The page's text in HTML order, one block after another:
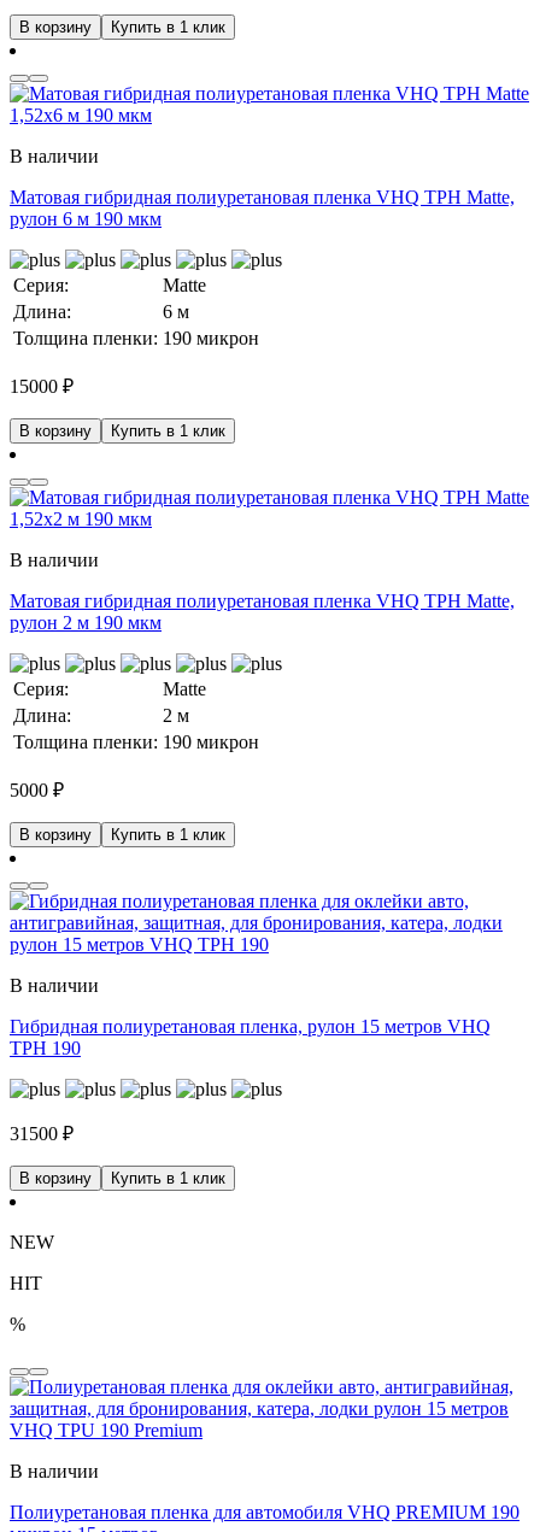
В корзину Купить в 1 клик
В наличии
Матовая гибридная полиуретановая пленка VHQ TPH Matte,
рулон 6 м 190 мкм
Серия:
Matte
Длина:
6 м
Толщина пленки: 190 микрон
15000 ₽
В корзину Купить в 1 клик
В наличии
Матовая гибридная полиуретановая пленка VHQ TPH Matte,
рулон 2 м 190 мкм
Серия:
Matte
Длина:
2 м
Толщина пленки: 190 микрон
5000 ₽
В корзину Купить в 1 клик
В наличии
Гибридная полиуретановая пленка, рулон 15 метров VHQ
TPH 190
31500 ₽
В корзину Купить в 1 клик
NEW
HIT
%
В наличии
Полиуретановая пленка для автомобиля VHQ PREMIUM 190